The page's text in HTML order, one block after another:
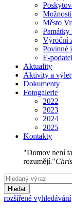
Město
Památky
Výroční
Povinné
E-
Aktuality
Aktivity a
Dokumenty
Fotogalerie
2022
2023
2024
2025
Kontakty
"Domov není
rozumějí."
Hledat
rozšířené vyhledávání